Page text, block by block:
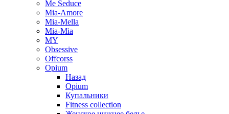
Me Seduce
Mia-Amore
Mia-Mella
Mia-Mia
MY
Obsessive
Offcorss
Opium
Назад
Opium
Купальники
Fitness collection